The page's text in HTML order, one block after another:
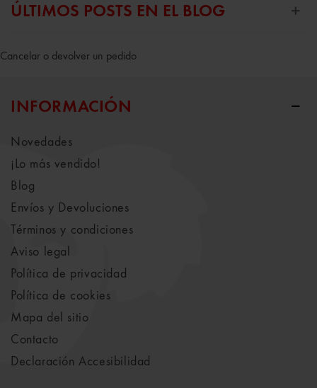
ÚLTIMOS POSTS EN EL BLOG
Cancelar o devolver un pedido
INFORMACIÓN
Novedades
¡Lo más vendido!
Blog
Envíos y Devoluciones
Términos y condiciones
Aviso legal
Política de privacidad
Política de cookies
Mapa del sitio
Contacto
Declaración Accesibilidad